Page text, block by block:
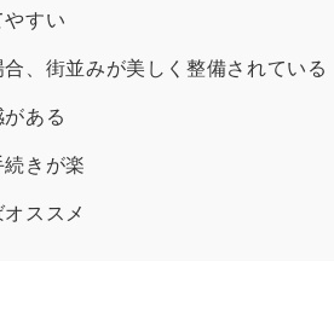
すい
、街並みが美しく整備されている
ある
きが楽
ススメ